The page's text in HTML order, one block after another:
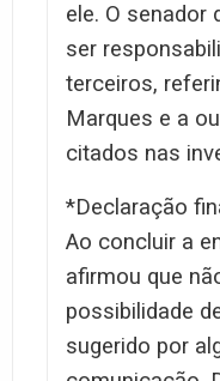
ele. O senador
ser
terceiros,
Marques e a
citados nas
*Declaração
Ao concluir a
afirmou que
possibilidade
sugerido por